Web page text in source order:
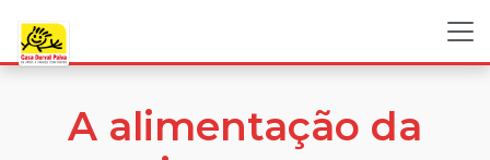
A alimentação da